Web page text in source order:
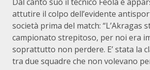
attutire il colpo dell’evidente
società prima del match: “L’Akragas
campionato strepitoso, per noi era
soprattutto non perdere. E’ stata la
tra due squadre che non volevano